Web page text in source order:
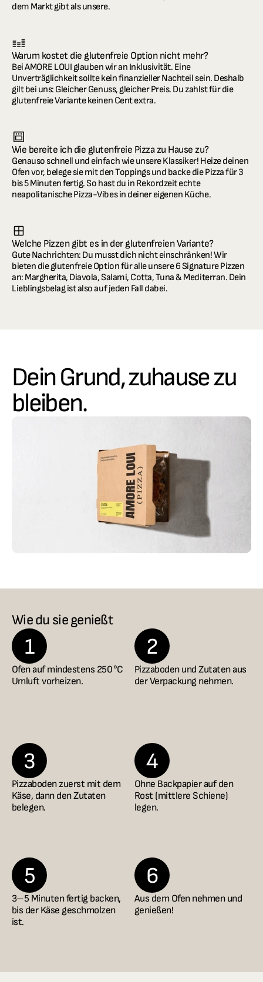
dem Markt gibt als unsere.
Warum kostet die glutenfreie Option nicht mehr?
Bei AMORE LOUI glauben wir an Inklusivität. Eine
Unverträglichkeit sollte kein finanzieller Nachteil sein. Deshalb
gilt bei uns: Gleicher Genuss, gleicher Preis. Du zahlst für die
glutenfreie Variante keinen Cent extra.
Wie bereite ich die glutenfreie Pizza zu Hause zu?
Genauso schnell und einfach wie unsere Klassiker! Heize deinen
Ofen vor, belege sie mit den Toppings und backe die Pizza für 3
bis 5 Minuten fertig. So hast du in Rekordzeit echte
neapolitanische Pizza-Vibes in deiner eigenen Küche.
Welche Pizzen gibt es in der glutenfreien Variante?
Gute Nachrichten: Du musst dich nicht einschränken! Wir
bieten die glutenfreie Option für alle unsere 6 Signature Pizzen
an: Margherita, Diavola, Salami, Cotta, Tuna & Mediterran. Dein
Lieblingsbelag ist also auf jeden Fall dabei.
Dein Grund, zuhause zu
bleiben.
Wie du sie genießt
1
Ofen auf mindestens 250 °C
Umluft vorheizen.
2
Pizzaboden und Zutaten aus
der Verpackung nehmen.
3
Pizzaboden zuerst mit dem
Käse, dann den Zutaten
belegen.
4
Ohne Backpapier auf den
Rost (mittlere Schiene)
legen.
5
3–5 Minuten fertig backen,
bis der Käse geschmolzen
ist.
6
Aus dem Ofen nehmen und
genießen!